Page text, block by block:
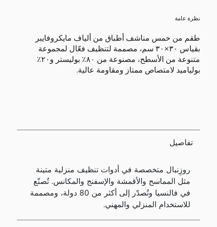
نظرة عامة
طقم من خمس مناشف أطباق من ألياف مايكروفايبر
بقياس ٣٠×٣٠ سم، مصممة لتنظيف فعّال لمجموعة
متنوعة من الأسطح، مصنوعة من ٨٠٪ بوليستر و٢٠٪
بولياميد لامتصاص ممتاز ومقاومة عالية.
تفاصيل
روزِنبال متخصصة في أدوات تنظيف منزلية متينة
مثل المماسح والأقمشة والإسفنج والمكانس. تُصنّع
في فالنسيا وتُصدّر إلى أكثر من 80 دولة، ومصممة
للاستخدام المنزلي والمهني.